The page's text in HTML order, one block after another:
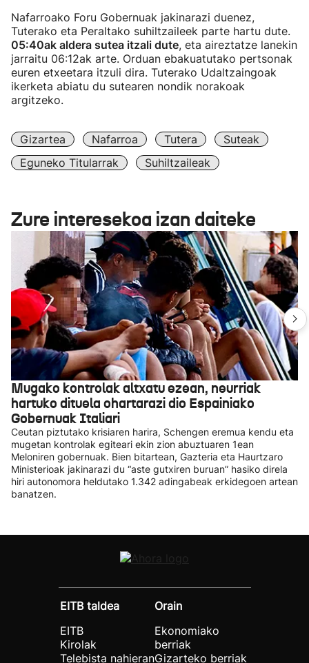
Nafarroako Foru Gobernuak jakinarazi duenez,
Tuterako eta Peraltako suhiltzaileek parte hartu dute.
05:40ak aldera sutea itzali dute, eta aireztatze lanekin
jarraitu 06:12ak arte. Orduan ebakuatutako pertsonak
euren etxeetara itzuli dira. Tuterako Udaltzaingoak
ikerketa abiatu du sutearen nondik norakoak
argitzeko.
Gizartea Nafarroa Tutera
Suteak
Eguneko Titularrak
Suhiltzaileak
Zure interesekoa izan daiteke
Mugako kontrolak altxatu ezean, neurriak
hartuko dituela ohartarazi dio Espainiako
Gobernuak Italiari
Ceutan piztutako krisiaren harira, Schengen eremua kendu eta
mugetan kontrolak egiteari ekin zion abuztuaren 1ean
Meloniren gobernuak. Bien bitartean, Gazteria eta Haurtzaro
Ministerioak jakinarazi du “aste gutxiren buruan” hasiko direla
hiri autonomora heldutako 1.342 adingabeak erkidegoen artean
banatzen.
EITB taldea
EITB
Kirolak
Telebista nahieran
Orain
Ekonomiako
berriak
Gizarteko berriak